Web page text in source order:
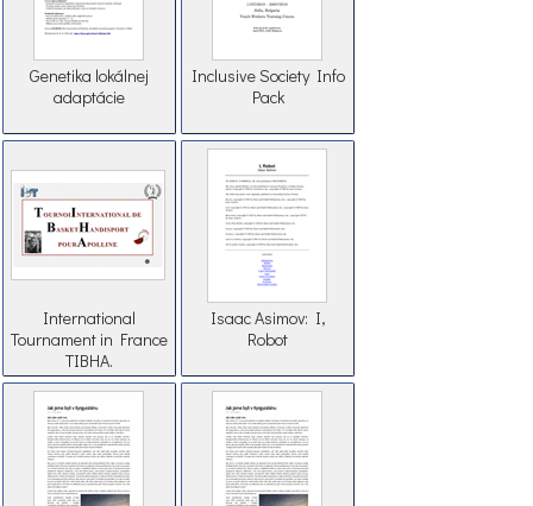
Genetika lokálnej
adaptácie
Inclusive Society Info
Pack
International
Tournament in France
TIBHA.
Isaac Asimov: I,
Robot